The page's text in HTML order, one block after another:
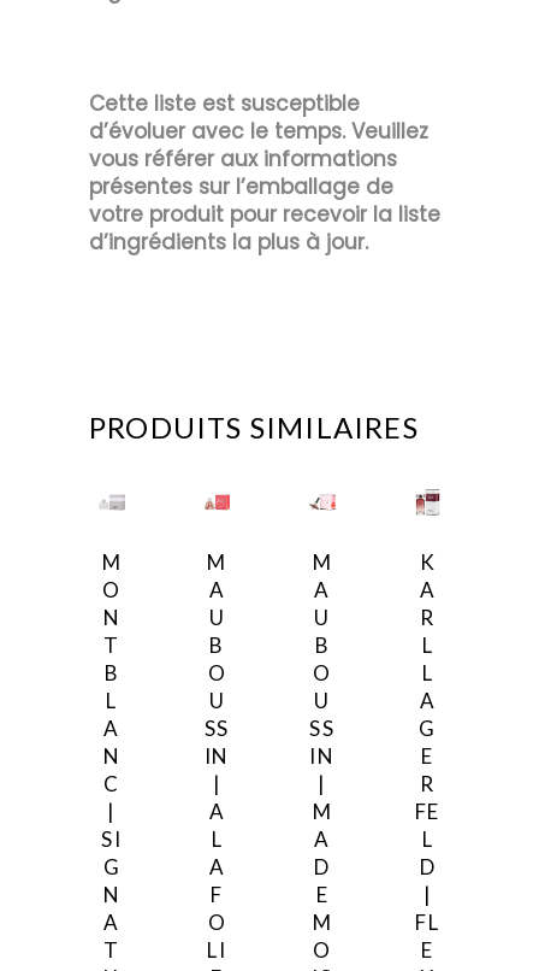
Cette liste est susceptible
d’évoluer avec le temps. Veuillez
vous référer aux informations
présentes sur l’emballage de
votre produit pour recevoir la liste
d’ingrédients la plus à jour.
PRODUITS SIMILAIRES
M
O
N
T
B
L
A
N
C
|
SI
G
N
A
T
M
A
U
B
O
U
SS
IN
|
A
L
A
F
O
LI
M
A
U
B
O
U
SS
IN
|
M
A
D
E
M
O
K
A
R
L
L
A
G
E
R
FE
L
D
|
FL
E